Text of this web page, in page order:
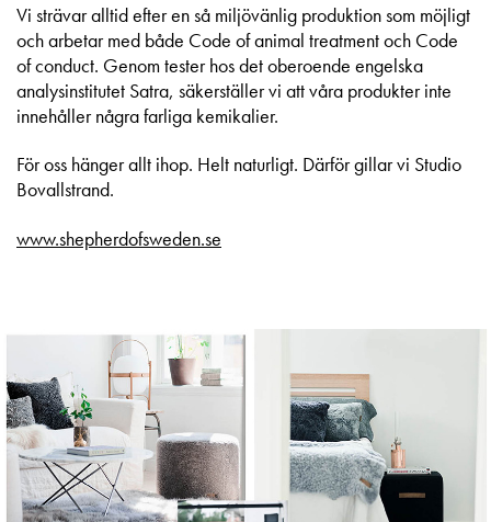
Vi strävar alltid efter en så miljövänlig produktion som möjligt
och arbetar med både Code of animal treatment och Code
of conduct. Genom tester hos det oberoende engelska
analysinstitutet Satra, säkerställer vi att våra produkter inte
innehåller några farliga kemikalier.
För oss hänger allt ihop. Helt naturligt. Därför gillar vi Studio
Bovallstrand.
www.shepherdofsweden.se